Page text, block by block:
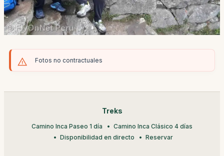
Fotos no contractuales
Treks
Camino Inca Paseo 1 día
Camino Inca Clásico 4 días
Disponibilidad en directo
Reservar